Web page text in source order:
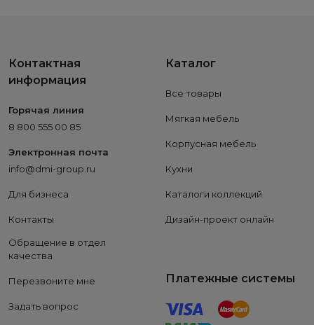
Контактная
информация
Горячая линия
8 800 555 00 85
Электронная почта
info@dmi-group.ru
Для бизнеса
Контакты
Обращение в отдел
качества
Перезвоните мне
Задать вопрос
Каталог
Все товары
Мягкая мебель
Корпусная мебель
Кухни
Каталоги коллекций
Дизайн-проект онлайн
Платежные системы